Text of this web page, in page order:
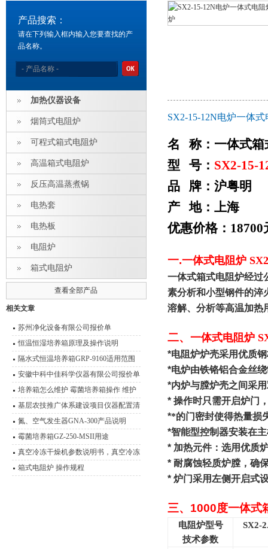
产品搜索：
请在下列输入框内输入您要查找的产
品名称。
加热仪器设备
烟筒式电阻炉
可程式箱式电阻炉
高温箱式电阻炉
反压高温蒸煮锅
电热套
电热板
电阻炉
箱式电阻炉
查看全部产品
相关文章
苏州净化设备有限公司报价单
恒温恒湿培养箱原理及操作说明
隔水式恒温培养箱GRP-9160适用范围
安徽中科中佳科学仪器有限公司报价单
培养箱怎么维护 霉菌培养箱操作 维护
技术说明
基层农技推广体系建设项目仪器配置清
单
氮、空气发生器GNA-300产品说明
霉菌培养箱GZ-250-MSII用途
真空冷冻干燥机参数说明书，真空冷冻
干燥箱
箱式电阻炉 操作规程
SX2-15-12N电炉一体
名 称：一体式箱
型 号： SX2-15-
品 牌：沪粤明
产 地：上海
优惠价格：18700
一.一体式电阻炉
一体式箱式电阻炉经过
素分析和小型钢件的淬
溶解、分析等高温加热
二、 一体式电阻炉
*电阻炉炉壳采用优质
*电炉由铁铬铝合金丝
*内炉与膛炉壳之间采
* 操作时只需开启炉门
**的门密封使得热量损
*智能型控制器安装在
* 加热元件：选用优质
* 耐腐蚀轻质炉膛，确
* 炉门采用左侧开启式
三、 1000度一体式
电阻炉型号
技术参数
SX2-